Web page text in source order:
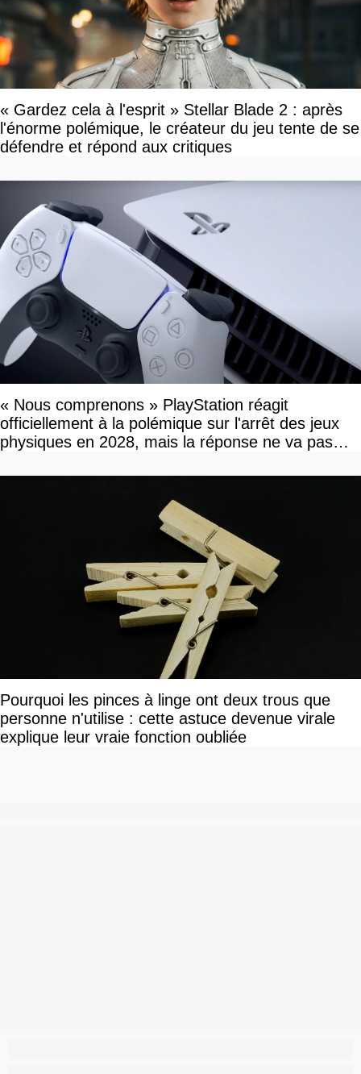
« Gardez cela à l'esprit » Stellar Blade 2 : après
l'énorme polémique, le créateur du jeu tente de se
défendre et répond aux critiques
« Nous comprenons » PlayStation réagit
officiellement à la polémique sur l'arrêt des jeux
physiques en 2028, mais la réponse ne va pas
Pourquoi les pinces à linge ont deux trous que
personne n'utilise : cette astuce devenue virale
explique leur vraie fonction oubliée